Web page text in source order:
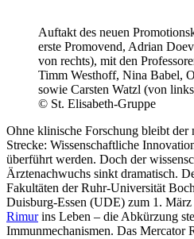
Auftakt des neuen
erste Promovend, Adrian
von rechts), mit den
Timm Westhoff, Nina Babel,
sowie Carsten Watzl (von
© St. Elisabeth-Gruppe
Ohne klinische Forschung bleibt der
Strecke: Wissenschaftliche
überführt werden. Doch der
Ärztenachwuchs sinkt dramatisch.
Fakultäten der Ruhr-Universität
Duisburg-Essen (UDE) zum 1. März
Rimurins Leben – die Abkürzung
Immunmechanismen. Das Mercator